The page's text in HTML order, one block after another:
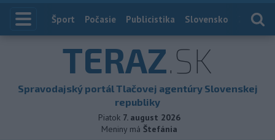
Index
Šport Počasie Publicistika Slovensko
TERAZ.SK
Spravodajský portál Tlačovej agentúry Slovenskej
republiky
Piatok 7. august 2026
Meniny má Štefánia